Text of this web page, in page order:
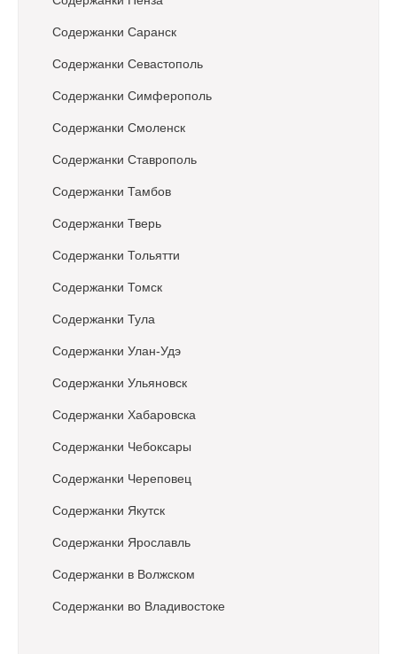
Содержанки Саранск
Содержанки Севастополь
Содержанки Симферополь
Содержанки Смоленск
Содержанки Ставрополь
Содержанки Тамбов
Содержанки Тверь
Содержанки Тольятти
Содержанки Томск
Содержанки Тула
Содержанки Улан-Удэ
Содержанки Ульяновск
Содержанки Хабаровска
Содержанки Чебоксары
Содержанки Череповец
Содержанки Якутск
Содержанки Ярославль
Содержанки в Волжском
Содержанки во Владивостоке